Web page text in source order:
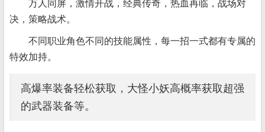
万人同屏，激情开战，经典传奇，热血再临，战场对
决，策略战术。
不同职业角色不同的技能属性，每一招一式都有专属的
特效加持。
高爆率装备轻松获取，大怪小妖高概率获取超强
的武器装备等。